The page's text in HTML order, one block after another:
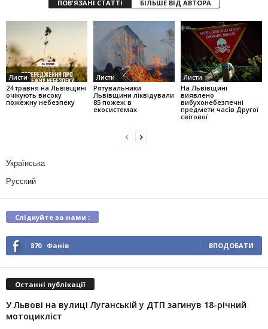
ПОВ'ЯЗАНІ СТАТТІ БІЛЬШЕ ВІД АВТОРА
Листи
24 травня на Львівщині
очікують високу
пожежну небезпеку
Листи
Рятувальники
Львівщини ліквідували
85 пожеж в
екосистемах
Листи
На Львівщині
виявлено
вибухонебезпечні
предмети часів Другої
світової
Українська
Русский
Слідкуйте за нами :
870 Фанів ВПОДОБАТИ
Останні публікації
У Львові на вулиці Луганській у ДТП загинув 18-річний
мотоцикліст